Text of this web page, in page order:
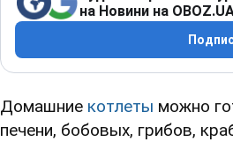
на Новини на
Домашние котлеты можно
печени, бобовых, грибов,